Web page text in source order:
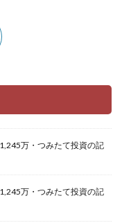
万・つみたて投資の記
万・つみたて投資の記